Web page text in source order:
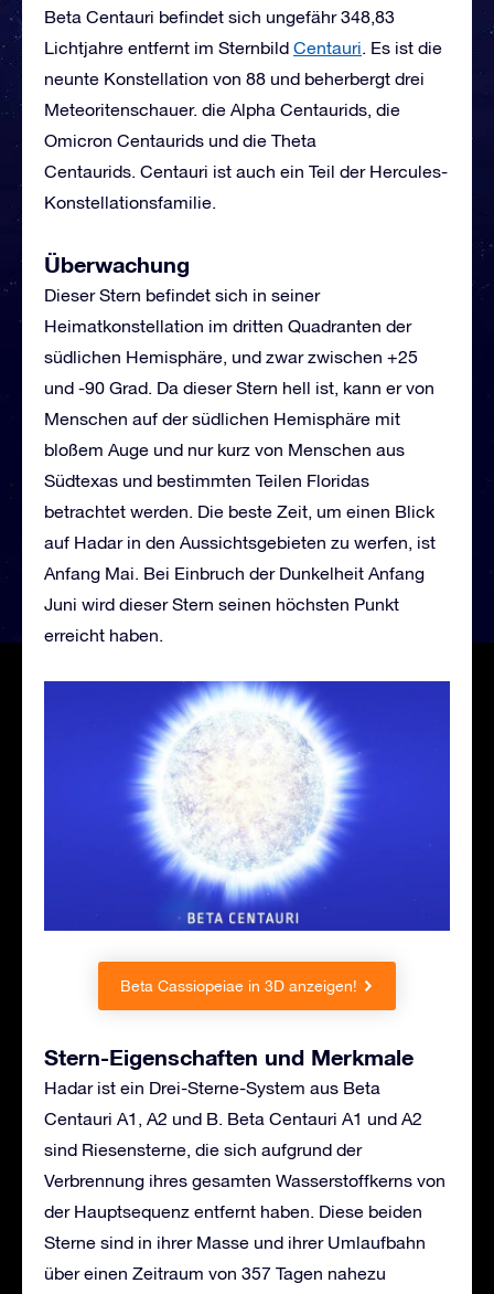
Beta Centauri befindet sich ungefähr 348,83
Lichtjahre entfernt im Sternbild Centauri. Es ist die
neunte Konstellation von 88 und beherbergt drei
Meteoritenschauer. die Alpha Centaurids, die
Omicron Centaurids und die Theta
Centaurids. Centauri ist auch ein Teil der Hercules-
Konstellationsfamilie.
Überwachung
Dieser Stern befindet sich in seiner
Heimatkonstellation im dritten Quadranten der
südlichen Hemisphäre, und zwar zwischen +25
und -90 Grad. Da dieser Stern hell ist, kann er von
Menschen auf der südlichen Hemisphäre mit
bloßem Auge und nur kurz von Menschen aus
Südtexas und bestimmten Teilen Floridas
betrachtet werden. Die beste Zeit, um einen Blick
auf Hadar in den Aussichtsgebieten zu werfen, ist
Anfang Mai. Bei Einbruch der Dunkelheit Anfang
Juni wird dieser Stern seinen höchsten Punkt
erreicht haben.
Beta Cassiopeiae in 3D anzeigen!
Stern-Eigenschaften und Merkmale
Hadar ist ein Drei-Sterne-System aus Beta
Centauri A1, A2 und B. Beta Centauri A1 und A2
sind Riesensterne, die sich aufgrund der
Verbrennung ihres gesamten Wasserstoffkerns von
der Hauptsequenz entfernt haben. Diese beiden
Sterne sind in ihrer Masse und ihrer Umlaufbahn
über einen Zeitraum von 357 Tagen nahezu